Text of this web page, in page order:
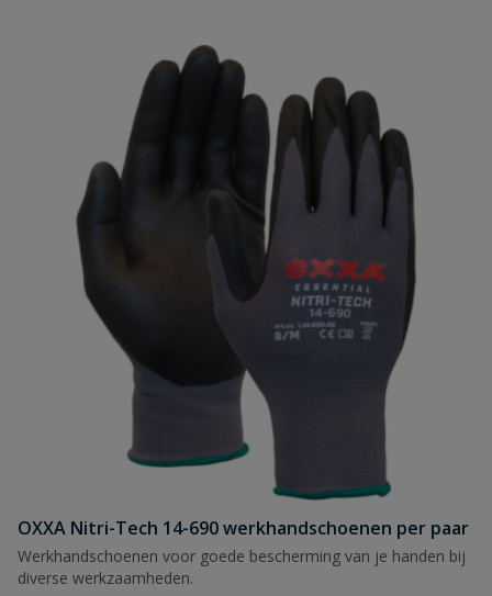
OXXA Nitri-Tech 14-690 werkhandschoenen per paar
Werkhandschoenen voor goede bescherming van je handen bij
diverse werkzaamheden.